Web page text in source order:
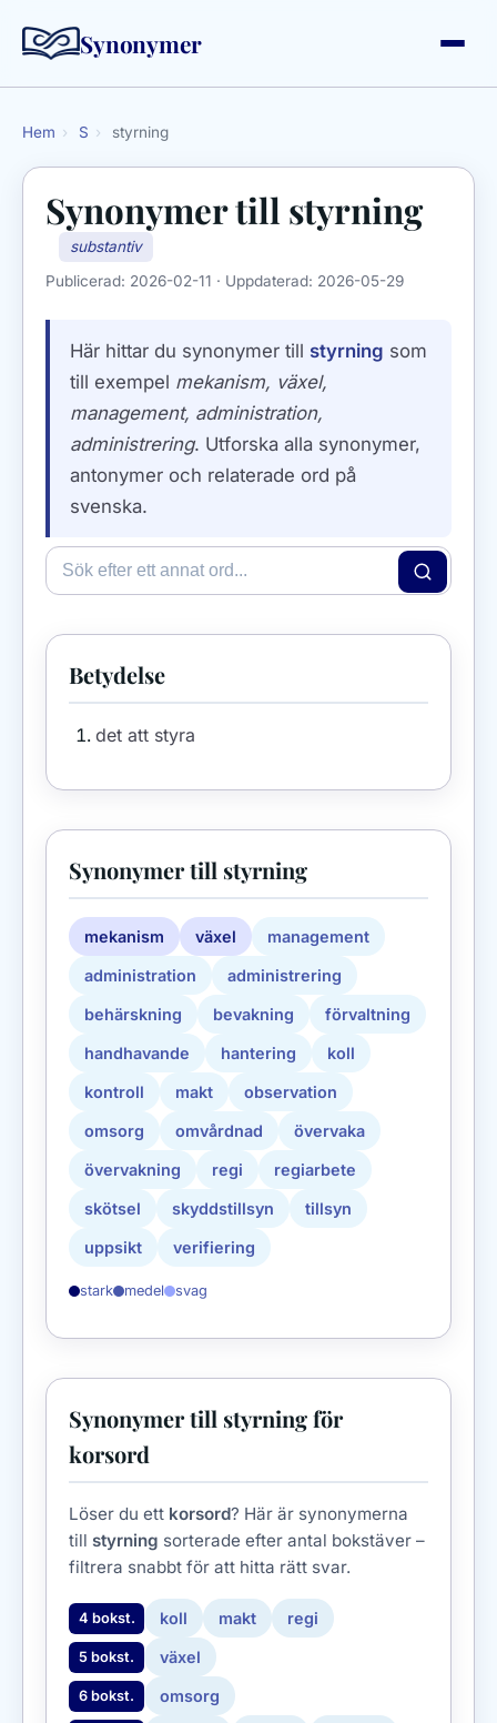
Synonymer
Hem › S › styrning
Synonymer till styrning
substantiv
Publicerad: 2026-02-11 · Uppdaterad: 2026-05-29
Här hittar du synonymer till styrning som
till exempel mekanism, växel,
management, administration,
administrering. Utforska alla synonymer,
antonymer och relaterade ord på
svenska.
Betydelse
det att styra
Synonymer till styrning
mekanism växel management
administration administrering
behärskning bevakning förvaltning
handhavande hantering koll
kontroll makt observation
omsorg omvårdnad övervaka
övervakning regi regiarbete
skötsel skyddstillsyn tillsyn
uppsikt verifiering
stark medel svag
Synonymer till styrning för
korsord
Löser du ett korsord? Här är synonymerna
till styrning sorterade efter antal bokstäver –
filtrera snabbt för att hitta rätt svar.
4 bokst. koll makt regi
5 bokst. växel
6 bokst. omsorg